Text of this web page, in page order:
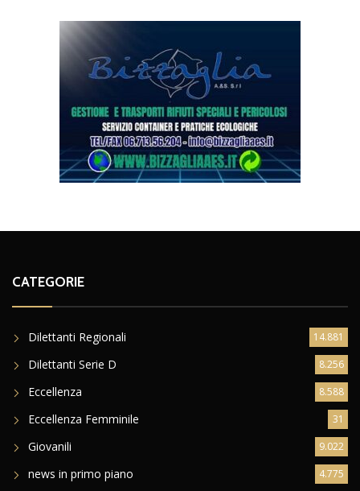
CATEGORIE
Dilettanti Regionali 14.881
Dilettanti Serie D 8.256
Eccellenza 8.588
Eccellenza Femminile 31
Giovanili 9.022
news in primo piano 4.775